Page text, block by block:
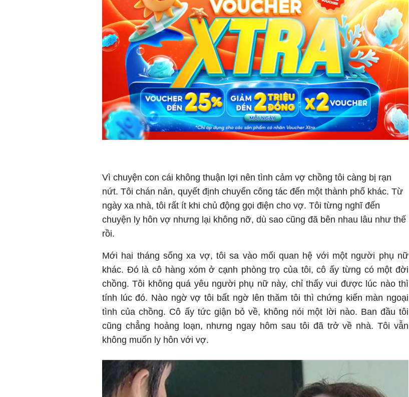
Vì chuyện con cái không thuận lợi nên tình cảm vợ chồng tôi càng bị rạn
nứt. Tôi chán nản, quyết định chuyển công tác đến một thành phố khác. Từ
ngày xa nhà, tôi rất ít khi chủ động gọi điện cho vợ. Tôi từng nghĩ đến
chuyện ly hôn vợ nhưng lại không nỡ, dù sao cũng đã bên nhau lâu như thế
rồi.
Mới hai tháng sống xa vợ, tôi sa vào mối quan hệ với một người phụ nữ
khác. Đó là cô hàng xóm ở cạnh phòng trọ của tôi, cô ấy từng có một đời
chồng. Tôi không quá yêu người phụ nữ này, chỉ thấy vui được lúc nào thì
tính lúc đó. Nào ngờ vợ tôi bất ngờ lên thăm tôi thì chứng kiến màn ngoại
tình của chồng. Cô ấy tức giận bỏ về, không nói một lời nào. Ban đầu tôi
cũng chẳng hoảng loạn, nhưng ngay hôm sau tôi đã trở về nhà. Tôi vẫn
không muốn ly hôn với vợ.